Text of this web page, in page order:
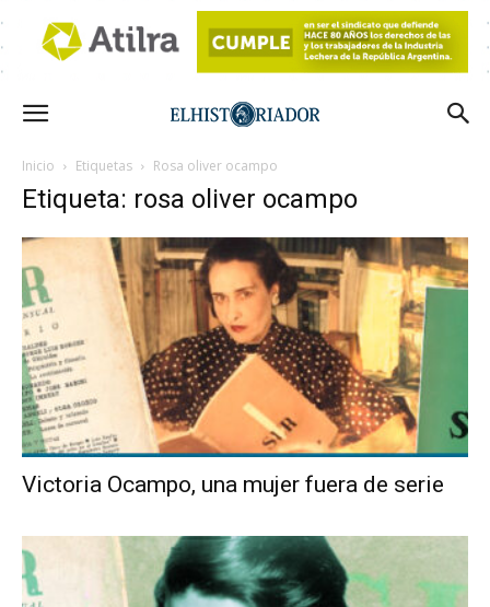
Inicio Etiquetas Rosa oliver ocampo
Etiqueta: rosa oliver ocampo
Victoria Ocampo, una mujer fuera de serie